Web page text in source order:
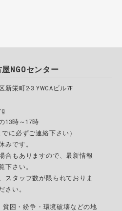
NGOセンター
新栄町2-3 YWCAビル7F
13時～17時
に必ずご連絡下さい）
みです。
合もありますので、最新情報
下さい。
スタッフ数が限られておりま
さい。
貧困・紛争・環境破壊などの地